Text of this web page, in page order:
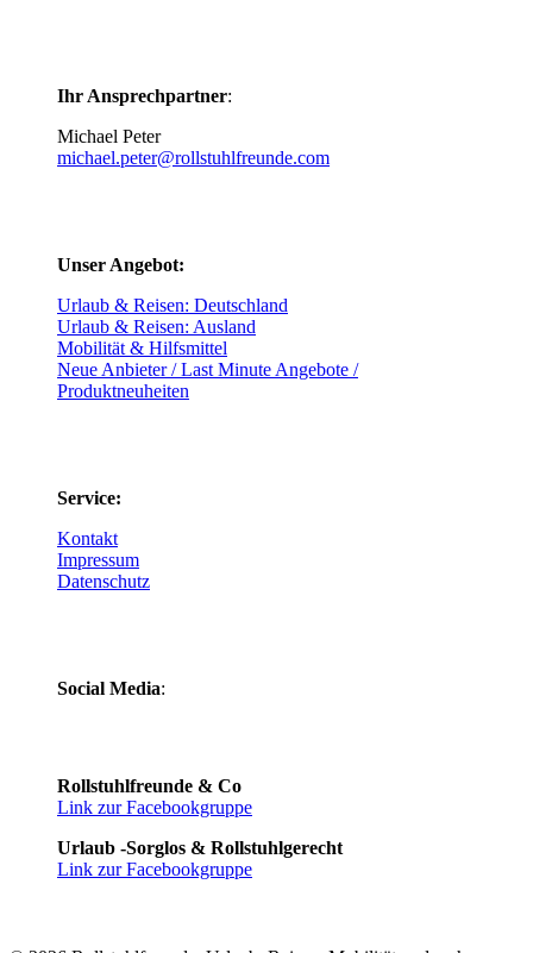
Ihr Ansprechpartner:
Michael Peter
michael.peter@rollstuhlfreunde.com
Unser Angebot:
Urlaub & Reisen: Deutschland
Urlaub & Reisen: Ausland
Mobilität & Hilfsmittel
Neue Anbieter / Last Minute Angebote /
Produktneuheiten
Service:
Kontakt
Impressum
Datenschutz
Social Media:
Rollstuhlfreunde & Co
Link zur Facebookgruppe
Urlaub -Sorglos & Rollstuhlgerecht
Link zur Facebookgruppe